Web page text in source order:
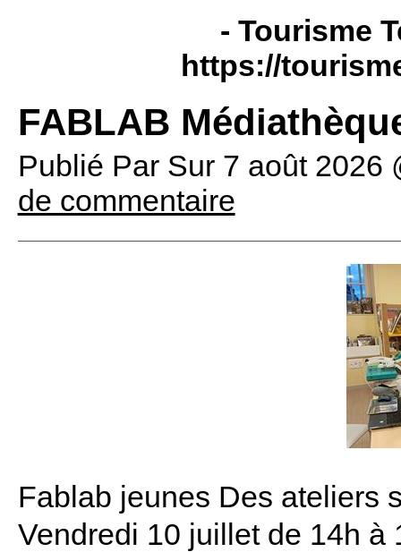
- Tourisme
https://
FABLAB
Publié Par Sur 7 août 2026
de commentaire
Fablab jeunes Des ateliers
Vendredi 10 juillet de 14h à